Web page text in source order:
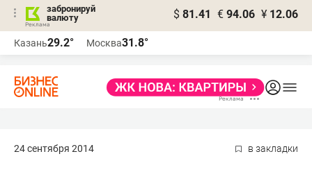
забронируй
валюту
$ 81.41 € 94.06 ¥ 12.06
Казань29.2° Москва31.8°
24 сентября 2014 в закладки